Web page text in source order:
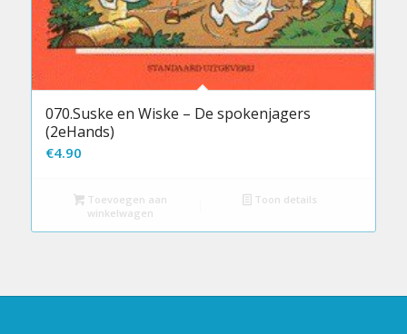
070.Suske en Wiske – De spokenjagers
(2eHands)
€4.90
Toevoegen aan
winkelwagen
Toon details